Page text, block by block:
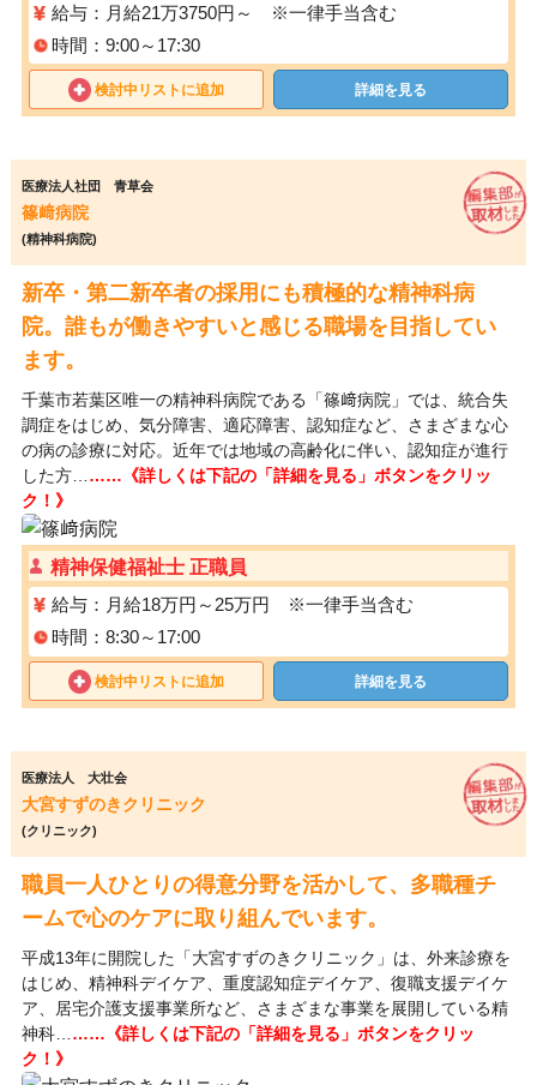
給与：月給21万3750円～ ※一律手当含む
時間：9:00～17:30
検討中リストに追加 詳細を見る
医療法人社団 青草会
篠﨑病院
(精神科病院)
新卒・第二新卒者の採用にも積極的な精神科病
院。誰もが働きやすいと感じる職場を目指してい
ます。
千葉市若葉区唯一の精神科病院である「篠﨑病院」では、統合失
調症をはじめ、気分障害、適応障害、認知症など、さまざまな心
の病の診療に対応。近年では地域の高齢化に伴い、認知症が進行
した方… ……《詳しくは下記の「詳細を見る」ボタンをクリッ
ク！》
精神保健福祉士 正職員
給与：月給18万円～25万円 ※一律手当含む
時間：8:30～17:00
検討中リストに追加 詳細を見る
医療法人 大壮会
大宮すずのきクリニック
(クリニック)
職員一人ひとりの得意分野を活かして、多職種チ
ームで心のケアに取り組んでいます。
平成13年に開院した「大宮すずのきクリニック」は、外来診療を
はじめ、精神科デイケア、重度認知症デイケア、復職支援デイケ
ア、居宅介護支援事業所など、さまざまな事業を展開している精
神科… ……《詳しくは下記の「詳細を見る」ボタンをクリッ
ク！》